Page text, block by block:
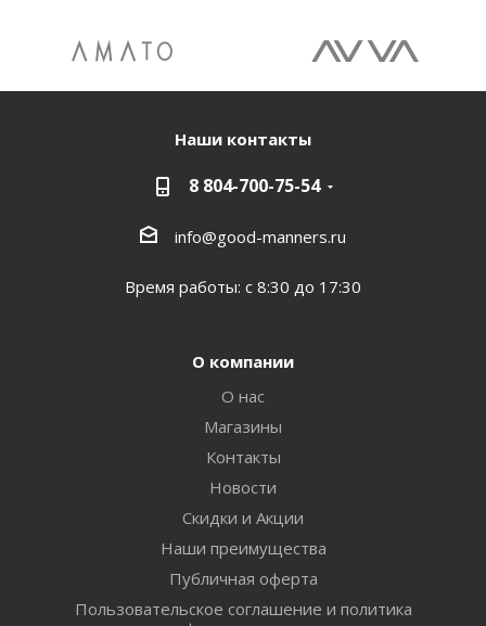
Наши контакты
8 804-700-75-54
info@good-manners.ru
Время работы: с 8:30 до 17:30
О компании
О нас
Магазины
Контакты
Новости
Скидки и Акции
Наши преимущества
Публичная оферта
Пользовательское соглашение и политика